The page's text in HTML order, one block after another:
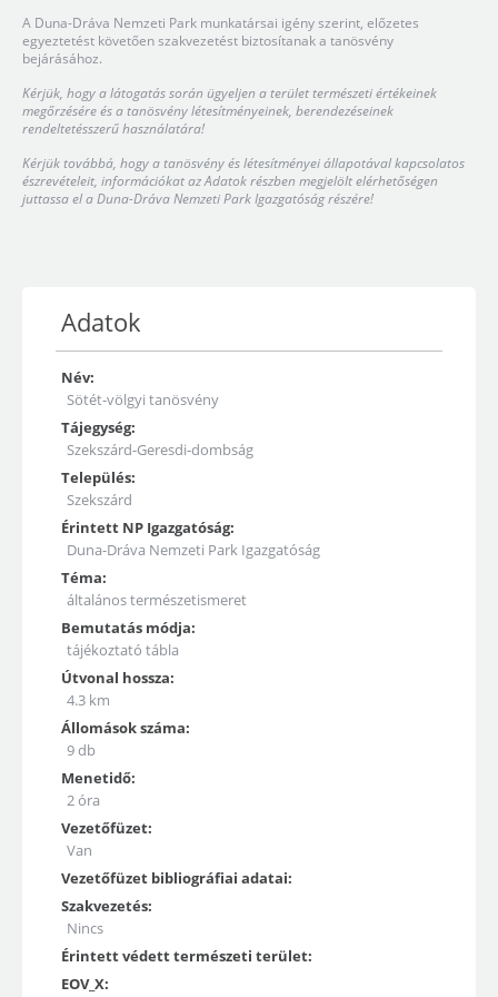
A Duna-Dráva Nemzeti Park munkatársai igény szerint, előzetes
egyeztetést követően szakvezetést biztosítanak a tanösvény
bejárásához.
Kérjük, hogy a látogatás során ügyeljen a terület természeti értékeinek
megőrzésére és a tanösvény létesítményeinek, berendezéseinek
rendeltetésszerű használatára!
Kérjük továbbá, hogy a tanösvény és létesítményei állapotával kapcsolatos
észrevételeit, információkat az Adatok részben megjelölt elérhetőségen
juttassa el a Duna-Dráva Nemzeti Park Igazgatóság részére!
Adatok
Név:
Sötét-völgyi tanösvény
Tájegység:
Szekszárd-Geresdi-dombság
Település:
Szekszárd
Érintett NP Igazgatóság:
Duna-Dráva Nemzeti Park Igazgatóság
Téma:
általános természetismeret
Bemutatás módja:
tájékoztató tábla
Útvonal hossza:
4.3 km
Állomások száma:
9 db
Menetidő:
2 óra
Vezetőfüzet:
Van
Vezetőfüzet bibliográfiai adatai:
Szakvezetés:
Nincs
Érintett védett természeti terület:
EOV_X: